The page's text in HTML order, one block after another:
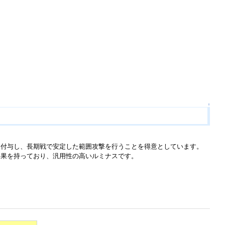
↑
し、長期戦で安定した範囲攻撃を行うことを得意としています。
を持っており、汎用性の高いルミナスです。